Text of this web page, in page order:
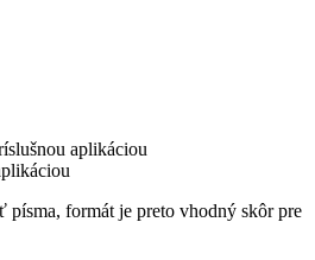
aplikáciou
formát je preto vhodný skôr pre